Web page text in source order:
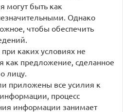
могут быть как
Однако
чтобы обеспечить
каких условиях не
как предложение, сделанное
лицу.
приложены все усилия к
процесс
информации занимает